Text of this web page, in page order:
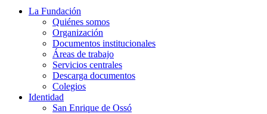
La Fundación
Quiénes somos
Organización
Documentos institucionales
Áreas de trabajo
Servicios centrales
Descarga documentos
Colegios
Identidad
San Enrique de Ossó